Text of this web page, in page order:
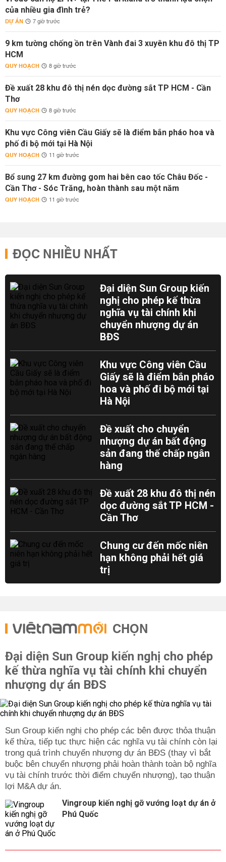
của nhiều gia đình trẻ?
DỰ ÁN 7 giờ trước
9 km tường chống ồn trên Vành đai 3 xuyên khu đô thị TP
HCM
QUY HOẠCH 8 giờ trước
Đề xuất 28 khu đô thị nén dọc đường sắt TP HCM - Cần
Thơ
QUY HOẠCH 8 giờ trước
Khu vực Công viên Cầu Giấy sẽ là điểm bắn pháo hoa và
phố đi bộ mới tại Hà Nội
QUY HOẠCH 11 giờ trước
Bổ sung 27 km đường gom hai bên cao tốc Châu Đốc -
Cần Thơ - Sóc Trăng, hoàn thành sau một năm
QUY HOẠCH 11 giờ trước
ĐỌC NHIỀU NHẤT
Đại diện Sun Group kiến
nghị cho phép kế thừa
nghĩa vụ tài chính khi
chuyển nhượng dự án
BĐS
Khu vực Công viên Cầu
Giấy sẽ là điểm bắn pháo
hoa và phố đi bộ mới tại
Hà Nội
Đề xuất cho chuyển
nhượng dự án bất động
sản đang thế chấp ngân
hàng
Đề xuất 28 khu đô thị nén
dọc đường sắt TP HCM -
Cần Thơ
Chung cư đến mốc niên
hạn không phải hết giá
trị
CHỌN
Đại diện Sun Group kiến nghị cho phép
kế thừa nghĩa vụ tài chính khi chuyển
nhượng dự án BĐS
Sun Group kiến nghị cho phép các bên được thỏa thuận
kế thừa, tiếp tục thực hiện các nghĩa vụ tài chính còn lại
trong quá trình chuyển nhượng dự án BĐS (thay vì bắt
buộc bên chuyển nhượng phải hoàn thành toàn bộ nghĩa
vụ tài chính trước thời điểm chuyển nhượng), tạo thuận
lợi M&A dự án.
Vingroup kiến nghị gỡ vướng loạt dự án ở
Phú Quốc